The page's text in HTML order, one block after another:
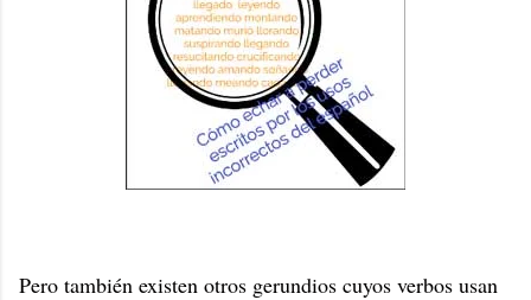
Pero también existen otros gerundios cuyos verbos usan